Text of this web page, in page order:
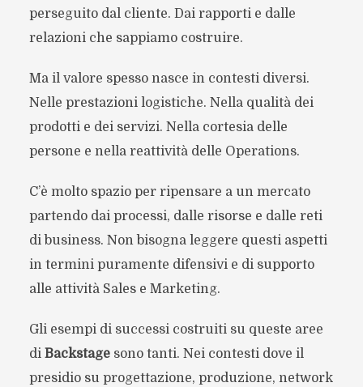
perseguito dal cliente. Dai rapporti e dalle
relazioni che sappiamo costruire.
Ma il valore spesso nasce in contesti diversi.
Nelle prestazioni logistiche. Nella qualità dei
prodotti e dei servizi. Nella cortesia delle
persone e nella reattività delle Operations.
C’è molto spazio per ripensare a un mercato
partendo dai processi, dalle risorse e dalle reti
di business. Non bisogna leggere questi aspetti
in termini puramente difensivi e di supporto
alle attività Sales e Marketing.
Gli esempi di successi costruiti su queste aree
di Backstagesono tanti. Nei contesti dove il
presidio su progettazione, produzione, network